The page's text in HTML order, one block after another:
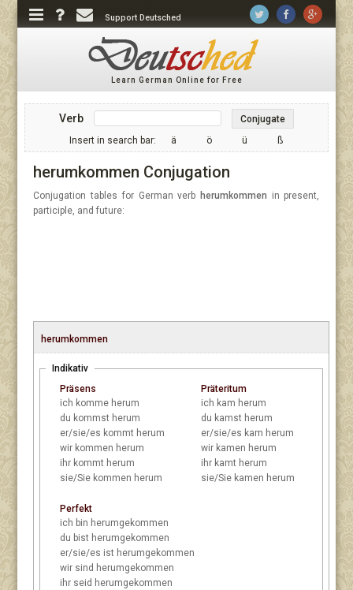
Support Deutsched
Learn German Online for Free
Verb
Conjugate
Insert in search bar:
ä ö ü ß
herumkommen Conjugation
Conjugation tables for German verb herumkommen in present,
participle, and future:
herumkommen
Indikativ
Präsens
ich komme herum
du kommst herum
er/sie/es kommt herum
wir kommen herum
ihr kommt herum
sie/Sie kommen herum
Präteritum
ich kam herum
du kamst herum
er/sie/es kam herum
wir kamen herum
ihr kamt herum
sie/Sie kamen herum
Perfekt
ich bin herumgekommen
du bist herumgekommen
er/sie/es ist herumgekommen
wir sind herumgekommen
ihr seid herumgekommen